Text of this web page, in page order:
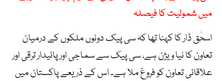
میں شمولیت کا فیصلہ
اسحٰق ڈار کا کہنا تھا کہ سی پیک دونوں ملکوں کے درمیان
تعاون کا نیا ویژن ہے، سی پیک سے سماجی اور پائیدار ترقی اور
علاقائی تعاون کو فروغ ملا ہے۔ اس کے ذریعے پاکستان میں